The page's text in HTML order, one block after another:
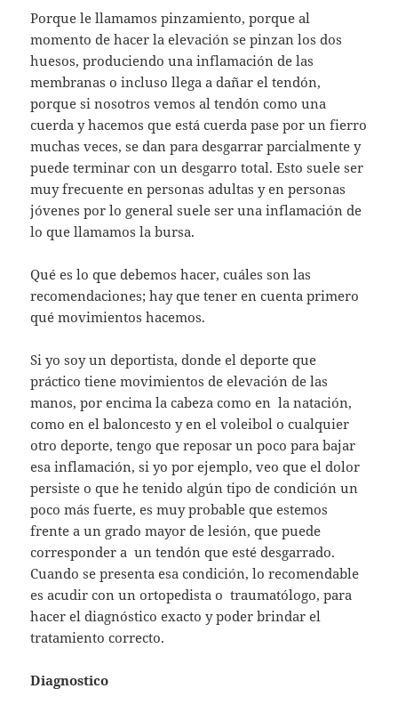
Porque le llamamos pinzamiento, porque al
momento de hacer la elevación se pinzan los dos
huesos, produciendo una inflamación de las
membranas o incluso llega a dañar el tendón,
porque si nosotros vemos al tendón como una
cuerda y hacemos que está cuerda pase por un fierro
muchas veces, se dan para desgarrar parcialmente y
puede terminar con un desgarro total. Esto suele ser
muy frecuente en personas adultas y en personas
jóvenes por lo general suele ser una inflamación de
lo que llamamos la bursa.
Qué es lo que debemos hacer, cuáles son las
recomendaciones; hay que tener en cuenta primero
qué movimientos hacemos.
Si yo soy un deportista, donde el deporte que
práctico tiene movimientos de elevación de las
manos, por encima la cabeza como en la natación,
como en el baloncesto y en el voleibol o cualquier
otro deporte, tengo que reposar un poco para bajar
esa inflamación, si yo por ejemplo, veo que el dolor
persiste o que he tenido algún tipo de condición un
poco más fuerte, es muy probable que estemos
frente a un grado mayor de lesión, que puede
corresponder a un tendón que esté desgarrado.
Cuando se presenta esa condición, lo recomendable
es acudir con un ortopedista o traumatólogo, para
hacer el diagnóstico exacto y poder brindar el
tratamiento correcto.
Diagnostico